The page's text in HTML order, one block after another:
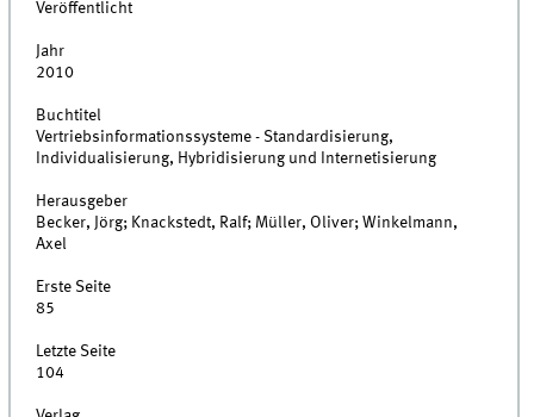
Veröffentlicht
Jahr
2010
Buchtitel
Vertriebsinformationssysteme - Standardisierung,
Individualisierung, Hybridisierung und Internetisierung
Herausgeber
Becker, Jörg; Knackstedt, Ralf; Müller, Oliver; Winkelmann,
Axel
Erste Seite
85
Letzte Seite
104